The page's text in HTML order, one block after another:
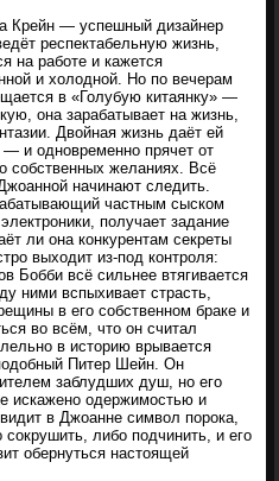
Крейн — успешный дизайнер
респектабельную жизнь,
на работе и кажется
и холодной. Но по вечерам
в «Голубую китаянку» —
она зарабатывает на жизнь,
Двойная жизнь даёт ей
и одновременно прячет от
собственных желаниях. Всё
начинают следить.
частным сыском
получает задание
ли она конкурентам секреты
выходит из-под контроля:
Бобби всё сильнее втягивается
ними вспыхивает страсть,
в его собственном браке и
во всём, что он считал
в историю врывается
Питер Шейн. Он
заблудших душ, но его
искажено одержимостью и
в Джоанне символ порока,
либо подчинить, и его
обернуться настоящей